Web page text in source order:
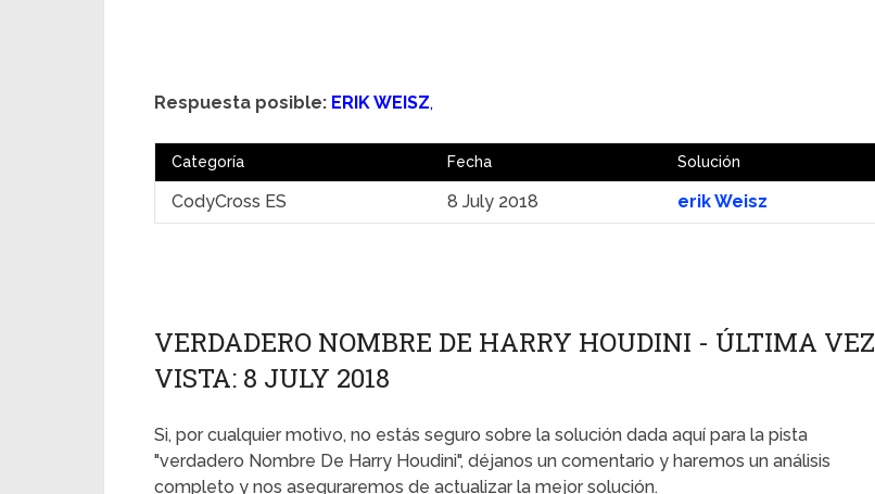
Respuesta posible: ERIK WEISZ,
Categoría Fecha Solución
CodyCross ES 8 July 2018 erik Weisz
VERDADERO NOMBRE DE HARRY HOUDINI - ÚLTIMA VEZ
VISTA: 8 JULY 2018
Si, por cualquier motivo, no estás seguro sobre la solución dada aquí para la pista
"verdadero Nombre De Harry Houdini", déjanos un comentario y haremos un análisis
completo y nos aseguraremos de actualizar la mejor solución.